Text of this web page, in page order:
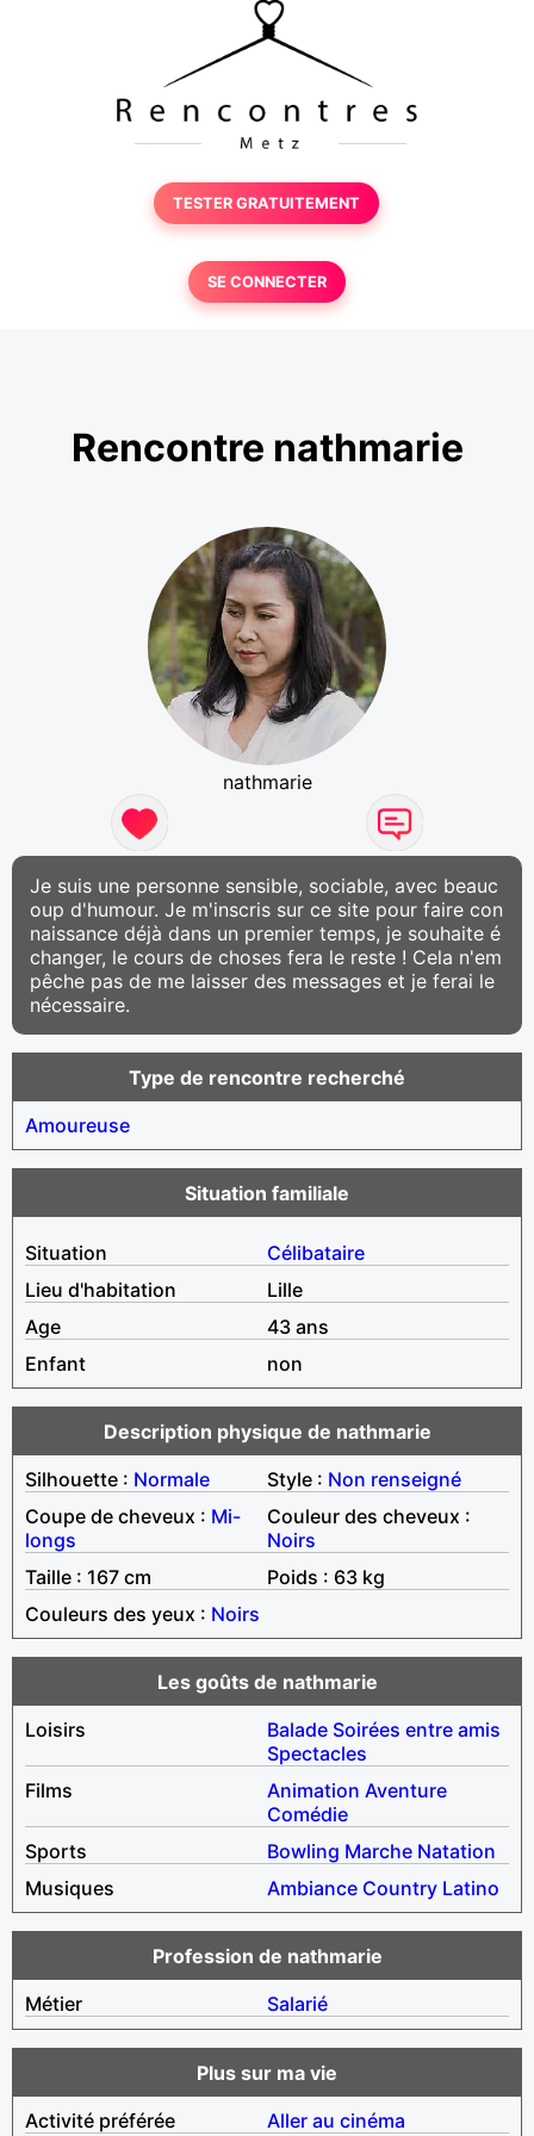
TESTER GRATUITEMENT
SE CONNECTER
Rencontre nathmarie
nathmarie
Je suis une personne sensible, sociable, avec beauc
oup d'humour. Je m'inscris sur ce site pour faire con
naissance déjà dans un premier temps, je souhaite é
changer, le cours de choses fera le reste ! Cela n'em
pêche pas de me laisser des messages et je ferai le
nécessaire.
Type de rencontre recherché
Amoureuse
Situation familiale
Situation
Célibataire
Lieu d'habitation
Lille
Age
43 ans
Enfant
non
Description physique de nathmarie
Silhouette : Normale Style : Non renseigné
Coupe de cheveux : Mi-
longs
Couleur des cheveux :
Noirs
Taille : 167 cm
Poids : 63 kg
Couleurs des yeux : Noirs
Les goûts de nathmarie
Loisirs
Balade Soirées entre amis
Spectacles
Films
Animation Aventure
Comédie
Sports
Bowling Marche Natation
Musiques
Ambiance Country Latino
Profession de nathmarie
Métier
Salarié
Plus sur ma vie
Activité préférée
Aller au cinéma